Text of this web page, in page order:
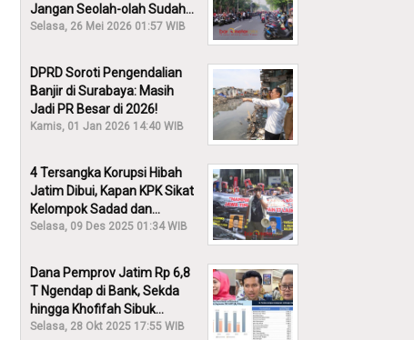
Jangan Seolah-olah Sudah
Menang!
Selasa, 26 Mei 2026 01:57 WIB
DPRD Soroti Pengendalian
Banjir di Surabaya: Masih
Jadi PR Besar di 2026!
Kamis, 01 Jan 2026 14:40 WIB
4 Tersangka Korupsi Hibah
Jatim Dibui, Kapan KPK Sikat
Kelompok Sadad dan
Iskandar?
Selasa, 09 Des 2025 01:34 WIB
Dana Pemprov Jatim Rp 6,8
T Ngendap di Bank, Sekda
hingga Khofifah Sibuk
Membantah!
Selasa, 28 Okt 2025 17:55 WIB